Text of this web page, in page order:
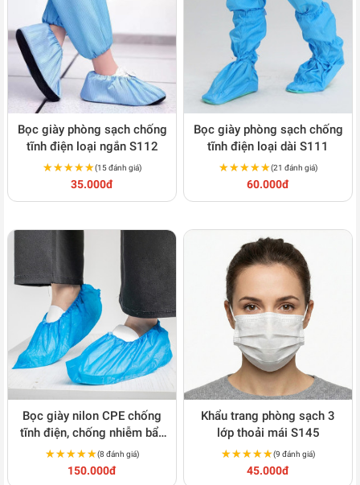
Bọc giày phòng sạch chống
tĩnh điện loại ngắn S112
★★★★★
★★★★★(15 đánh giá)
35.000đ
Bọc giày phòng sạch chống
tĩnh điện loại dài S111
★★★★★
★★★★★(21 đánh giá)
60.000đ
Bọc giày nilon CPE chống
tĩnh điện, chống nhiễm bẩn
100c/gói S128
★★★★★
★★★★★(8 đánh giá)
150.000đ
Khẩu trang phòng sạch 3
lớp thoải mái S145
★★★★★
★★★★★(9 đánh giá)
45.000đ